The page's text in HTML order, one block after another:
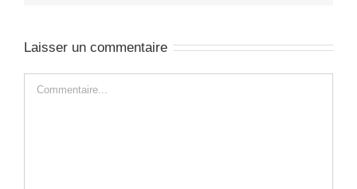
Laisser un commentaire